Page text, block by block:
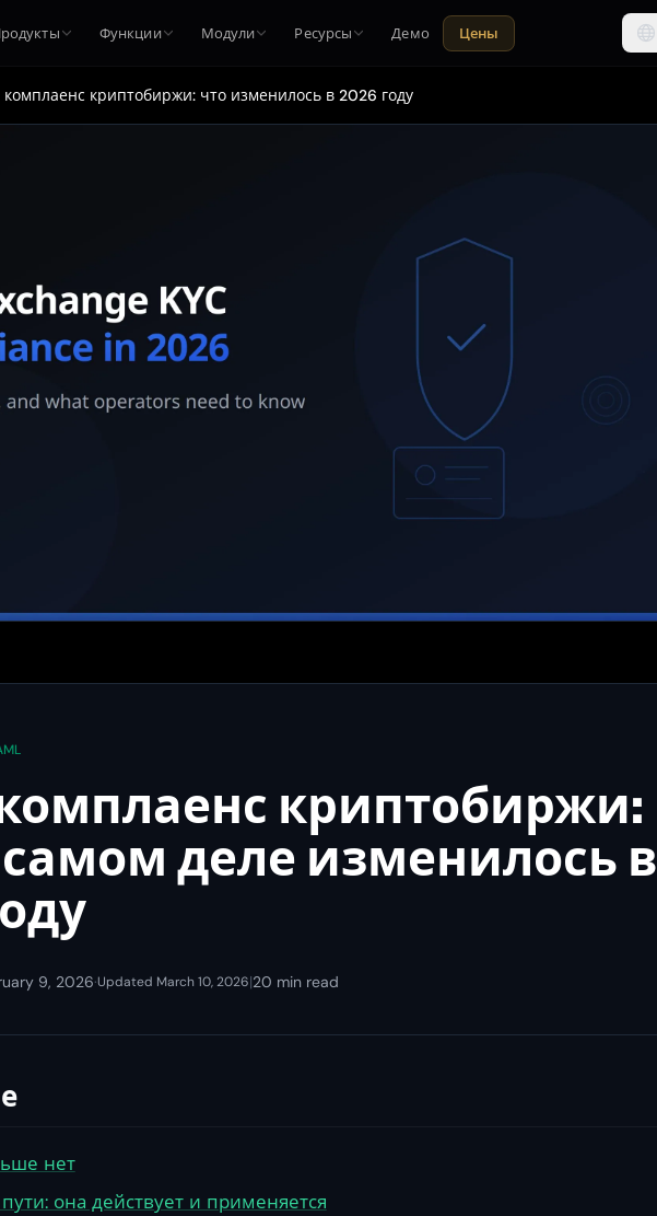
Функции Модули Ресурсы Демо Цены
комплаенс криптобиржи: что изменилось в 2026 году
криптобиржи:
деле изменилось в
9, 2026·Updated March 10, 2026|20 min read
нет
она действует и применяется